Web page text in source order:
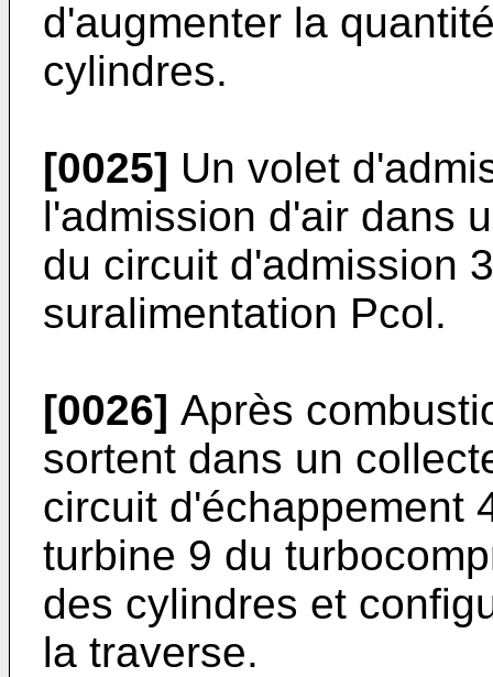
d'augmenter la
cylindres.
[0025] Un volet
l'admission d'air dans
du circuit d'admission
suralimentation Pcol.
[0026] Après
sortent dans un
circuit d'échappement
turbine 9 du
des cylindres et
la traverse.